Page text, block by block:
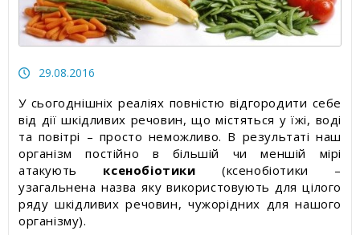
29.08.2016
У сьогоднішніх реаліях повністю відгородити себе
від дії шкідливих речовин, що містяться у їжі, воді
та повітрі – просто неможливо. В результаті наш
організм постійно в більшій чи меншій мірі
атакують ксенобіотики (ксенобіотики –
узагальнена назва яку використовують для цілого
ряду шкідливих речовин, чужорідних для нашого
організму).
Статті про товари та послуги
Статті про вимірювальні прилади
Відеоновини